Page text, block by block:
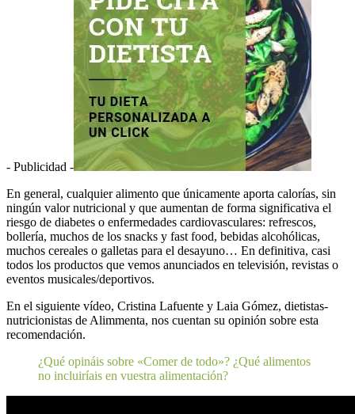
- Publicidad -
En general, cualquier alimento que únicamente aporta calorías, sin
ningún valor nutricional y que aumentan de forma significativa el
riesgo de diabetes o enfermedades cardiovasculares: refrescos,
bollería, muchos de los snacks y fast food, bebidas alcohólicas,
muchos cereales o galletas para el desayuno… En definitiva, casi
todos los productos que vemos anunciados en televisión, revistas o
eventos musicales/deportivos.
En el siguiente vídeo, Cristina Lafuente y Laia Gómez, dietistas-
nutricionistas de Alimmenta, nos cuentan su opinión sobre esta
recomendación.
¿Qué opináis sobre «Comer de todo»? ¿Qué alimentos
no incluiríais en vuestra alimentación?